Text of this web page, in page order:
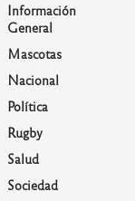
Información
General
Mascotas
Nacional
Política
Rugby
Salud
Sociedad